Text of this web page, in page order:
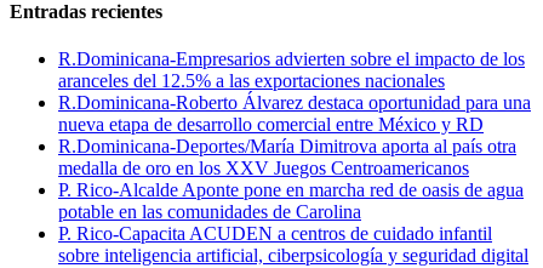
Entradas recientes
R.Dominicana-Empresarios advierten sobre el impacto de los
aranceles del 12.5% a las exportaciones nacionales
R.Dominicana-Roberto Álvarez destaca oportunidad para una
nueva etapa de desarrollo comercial entre México y RD
R.Dominicana-Deportes/María Dimitrova aporta al país otra
medalla de oro en los XXV Juegos Centroamericanos
P. Rico-Alcalde Aponte pone en marcha red de oasis de agua
potable en las comunidades de Carolina
P. Rico-Capacita ACUDEN a centros de cuidado infantil
sobre inteligencia artificial, ciberpsicología y seguridad digital